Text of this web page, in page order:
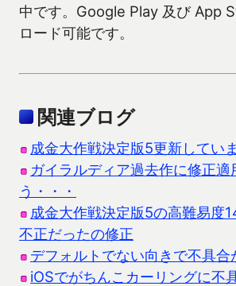
中です。Google Play 及び App
ロード可能です。
関連ブログ
成金大作戦決定版5更新してい
ガイラルディア過去作に修正適
う・・・
成金大作戦決定版5の高難易度
不正だったの修正
デフォルトでない向きで不具合
iOSでがちんこカーリングに不